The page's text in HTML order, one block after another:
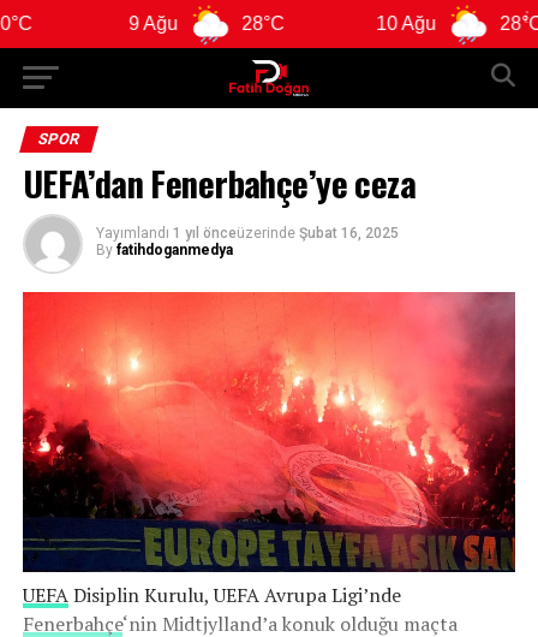
28°C 10 Ağu 28°C
SPOR
UEFA’dan Fenerbahçe’ye ceza
Yayımlandı 1 yıl önceüzerinde Şubat 16, 2025
By fatihdoganmedya
UEFADisiplin Kurulu, UEFA Avrupa Ligi’nde
Fenerbahçe‘nin Midtjylland’a konuk olduğu maçta